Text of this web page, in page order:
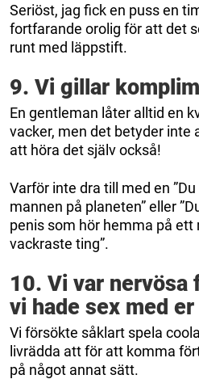
Seriöst, jag fick en puss en
fortfarande orolig för att det
runt med läppstift.
9. Vi gillar
En gentleman låter alltid en
vacker, men det betyder inte
att höra det själv också!
Varför inte dra till med en
mannen på planeten” eller
penis som hör hemma på
vackraste ting”.
10. Vi var nervösa
vi hade sex med er
Vi försökte såklart spela
livrädda att för att komma
på något annat sätt.